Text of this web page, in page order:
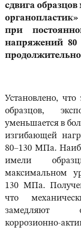
сдвига
при
напряжений 80
Установлено,
образцов,
уменьшается в
изгибающей
80–130 МПа.
имели
максимальном
130 МПа.
что
замедляют
коррозионно-